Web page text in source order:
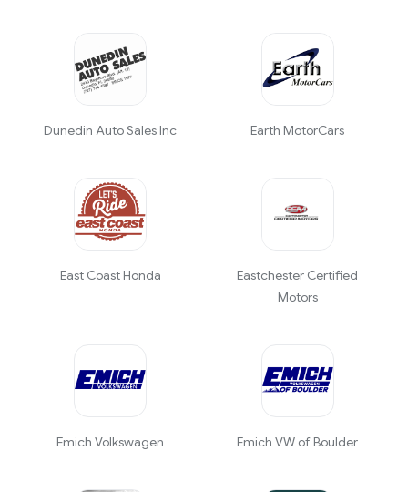
Dunedin Auto Sales Inc Earth MotorCars
East Coast Honda
Eastchester Certified
Motors
Emich Volkswagen Emich VW of Boulder